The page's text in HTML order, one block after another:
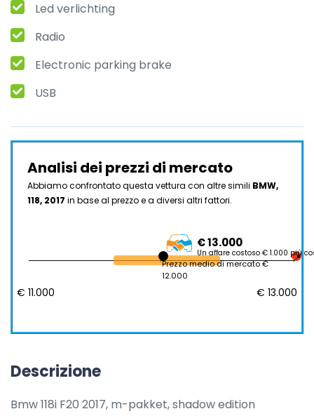
Led verlichting
Radio
Electronic parking brake
USB
Analisi dei prezzi di mercato
Abbiamo confrontato questa vettura con altre simili BMW,
118, 2017 in base al prezzo e a diversi altri fattori.
€ 13.000
Un affare costoso € 1.000 più
Prezzo medio di mercato €
12.000
€ 11.000 € 13.000
Descrizione
Bmw 118i F20 2017, m-pakket, shadow edition